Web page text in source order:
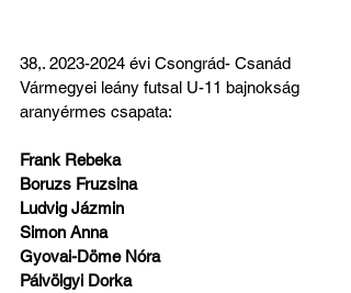
38,. 2023-2024 évi Csongrád- Csanád
Vármegyei leány futsal U-11 bajnokság
aranyérmes csapata:
Frank Rebeka
Boruzs Fruzsina
Ludvig Jázmin
Simon Anna
Gyovai-Döme Nóra
Pálvölgyi Dorka